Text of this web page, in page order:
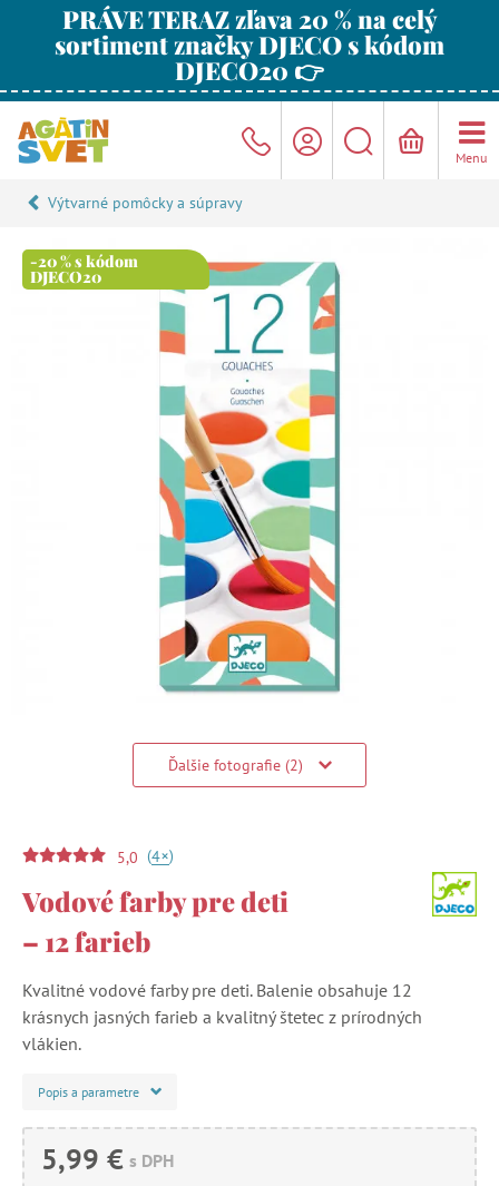
PRÁVE TERAZ zľava 20 % na celý
sortiment značky DJECO s kódom
DJECO20 👉
Menu
Výtvarné pomôcky a súpravy
-20 % s kódom
DJECO20
Ďalšie fotografie (2)
5,0 (4+)
Vodové farby pre deti
– 12 farieb
Kvalitné vodové farby pre deti. Balenie obsahuje 12
krásnych jasných farieb a kvalitný štetec z prírodných
vlákien.
Popis a parametre
5,99 € s DPH